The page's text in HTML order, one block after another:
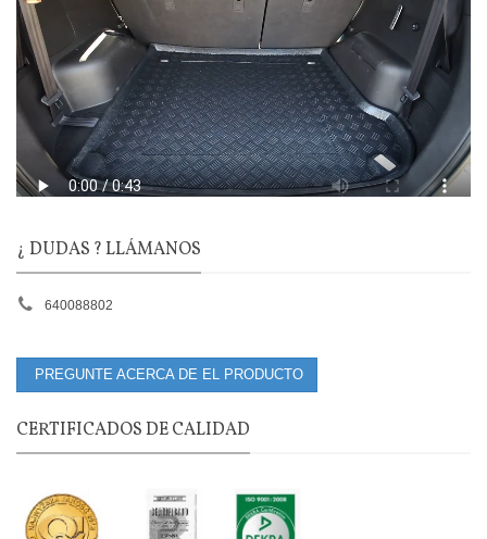
¿ DUDAS ? LLÁMANOS
640088802
PREGUNTE ACERCA DE EL PRODUCTO
CERTIFICADOS DE CALIDAD